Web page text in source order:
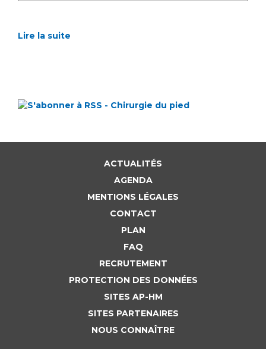
Lire la suite
ACTUALITÉS
AGENDA
MENTIONS LÉGALES
CONTACT
PLAN
FAQ
RECRUTEMENT
PROTECTION DES DONNÉES
SITES AP-HM
SITES PARTENAIRES
NOUS CONNAÎTRE